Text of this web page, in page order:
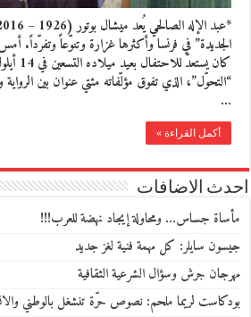
الجديدة” في فرنسا وأكثرها غزارة وتنوّعاً وتفرّداً.
كان
“التحوّل”، الذي تفوق مؤلّفاته مئتي عنوان بين
…
أكمل القراءة »
احدث الاضافات
مأساة جساس… ومحاولة إيجاد نهضة للعرب!!!
جيسون سايلر: كل مهمة فنية لغز جديد
مهرجان جرش وسؤال الشرعية الثقافية
بودكاست لريما ملحم: نصوص حرّة تنشغل بالوطني